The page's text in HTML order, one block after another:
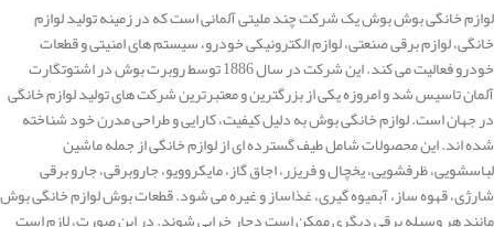
لوازم خانگی بوش بوش یک شرکت چند ملیتی آلمانی است که در زمینه تولید لوازم
خانگی، لوازم برقی صنعتی، لوازم الکترونیکی خودرو، سیستم های امنیتی و قطعات
خودرو فعالیت می کند. این شرکت در سال 1886 توسط روبرت بوش در اشتوتگارت
آلمان تاسیس شد و امروزه یکی از بزرگترین و معتبرترین شرکت های تولید لوازم خانگی
در جهان است. لوازم خانگی بوش به دلیل کیفیت، کارایی و طراحی مدرن خود شناخته
شده اند. این محصولات شامل طیف گسترده ای از لوازم خانگی از جمله ماشین
لباسشویی، ظرفشویی، یخچال و فریزر، اجاق گاز، مایکروویو، جاروبرقی، جارو برقی
شارژی، قهوه ساز، آبمیوه گیری، غذاساز و غیره می شود. قطعات بوش لوازم خانگی بوش
مانند هر وسیله برقی دیگری ممکن است دچار خرابی شوند. در این صورت، لازم است